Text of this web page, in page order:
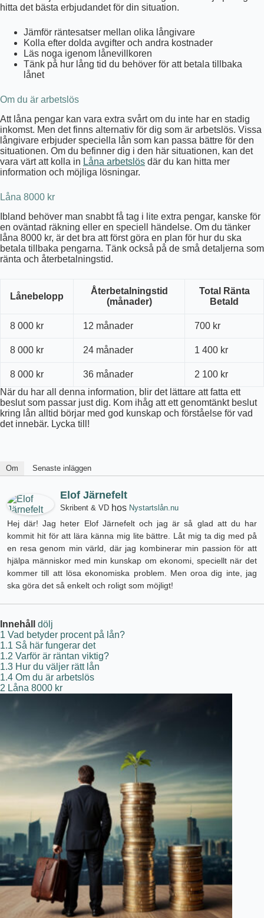
hitta det bästa erbjudandet för din situation.
Jämför räntesatser mellan olika långivare
Kolla efter dolda avgifter och andra kostnader
Läs noga igenom lånevillkoren
Tänk på hur lång tid du behöver för att betala tillbaka
lånet
Om du är arbetslös
Att låna pengar kan vara extra svårt om du inte har en stadig
inkomst. Men det finns alternativ för dig som är arbetslös. Vissa
långivare erbjuder speciella lån som kan passa bättre för den
situationen. Om du befinner dig i den här situationen, kan det
vara värt att kolla in Låna arbetslös där du kan hitta mer
information och möjliga lösningar.
Låna 8000 kr
Ibland behöver man snabbt få tag i lite extra pengar, kanske för
en oväntad räkning eller en speciell händelse. Om du tänker
låna 8000 kr, är det bra att först göra en plan för hur du ska
betala tillbaka pengarna. Tänk också på de små detaljerna som
ränta och återbetalningstid.
Lånebelopp
Återbetalningstid
(månader)
Total Ränta
Betald
8 000 kr 12 månader 700 kr
8 000 kr 24 månader 1 400 kr
8 000 kr 36 månader
2 100 kr
När du har all denna information, blir det lättare att fatta ett
beslut som passar just dig. Kom ihåg att ett genomtänkt beslut
kring lån alltid börjar med god kunskap och förståelse för vad
det innebär. Lycka till!
Om Senaste inläggen
Elof Järnefelt
Skribent & VD hos Nystartslån.nu
Hej där! Jag heter Elof Järnefelt och jag är så glad att du har
kommit hit för att lära känna mig lite bättre. Låt mig ta dig med på
en resa genom min värld, där jag kombinerar min passion för att
hjälpa människor med min kunskap om ekonomi, speciellt när det
kommer till att lösa ekonomiska problem. Men oroa dig inte, jag
ska göra det så enkelt och roligt som möjligt!
Innehåll
dölj
1 Vad betyder procent på lån?
1.1 Så här fungerar det
1.2 Varför är räntan viktig?
1.3 Hur du väljer rätt lån
1.4 Om du är arbetslös
2 Låna 8000 kr